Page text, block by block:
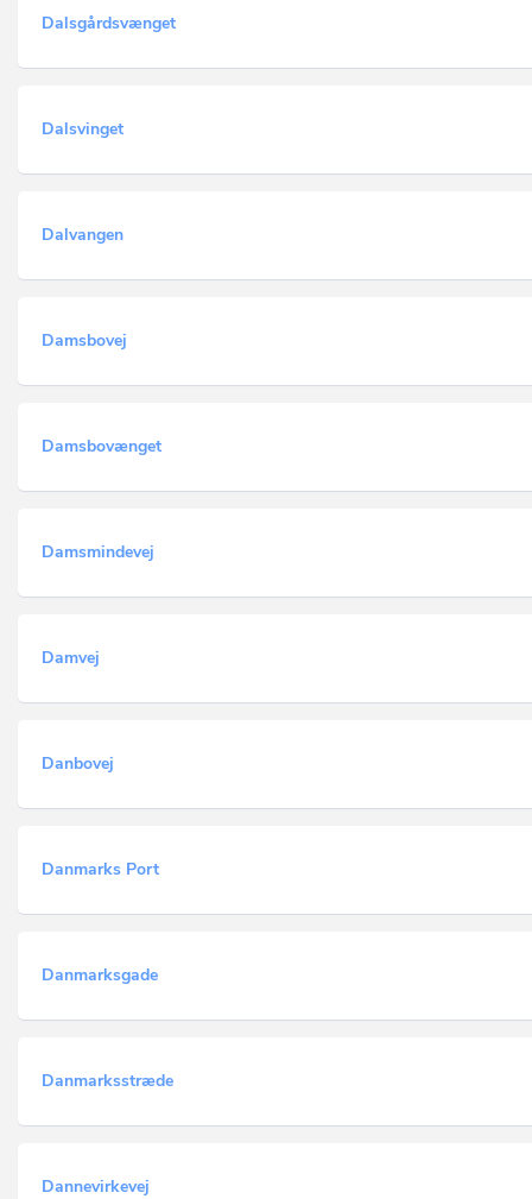
Dalsgårdsvænget
Dalsvinget
Dalvangen
Damsbovej
Damsbovænget
Damsmindevej
Damvej
Danbovej
Danmarks Port
Danmarksgade
Danmarksstræde
Dannevirkevej